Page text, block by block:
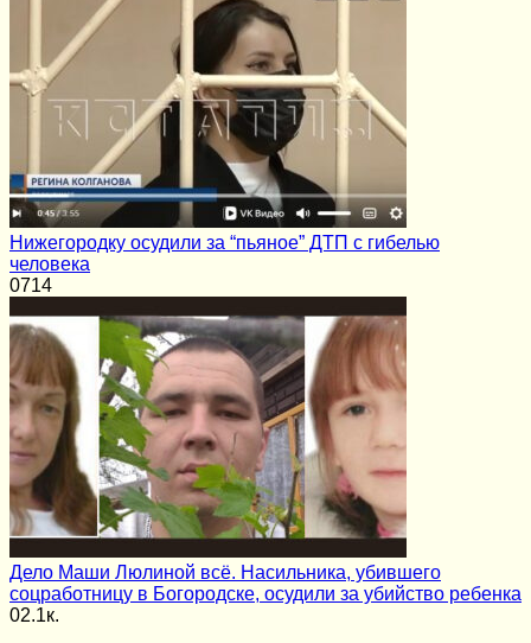
Нижегородку осудили за “пьяное” ДТП с гибелью
человека
0714
Дело Маши Люлиной всё. Насильника, убившего
соцработницу в Богородске, осудили за убийство ребенка
02.1к.